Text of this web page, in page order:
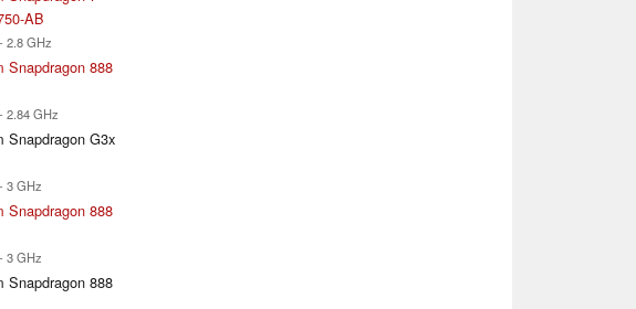
AB
2.8 GHz
Snapdragon 888
2.84 GHz
Snapdragon G3x
3 GHz
Snapdragon 888
3 GHz
Snapdragon 888